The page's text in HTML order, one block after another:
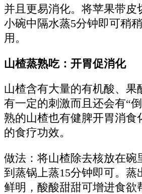
并且更易消化。将苹果带皮
小碗中隔水蒸5分钟即可稍
用。
山楂蒸熟吃：开胃促消化
山楂含有大量的有机酸、果
有一定的刺激而且还会有“
熟的山楂也有健脾开胃消食
的食疗功效。
做法：将山楂除去核放在碗
到蒸锅上蒸15分钟即可。蒸
鲜明，酸酸甜甜可增进食欲